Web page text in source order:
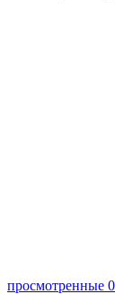
просмотренные 0